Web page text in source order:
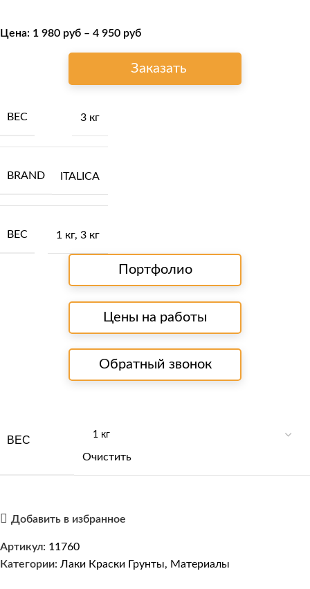
Цена: 1 980 руб – 4 950 руб
Заказать
ВЕС 3 кг
BRAND ITALICA
ВЕС 1 кг, 3 кг
Портфолио
Цены на работы
Обратный звонок
ВЕС
Очистить
Добавить в избранное
Артикул: 11760
Категории: Лаки Краски Грунты, Материалы